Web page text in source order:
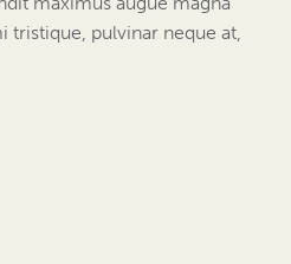
tristique, pulvinar neque at,